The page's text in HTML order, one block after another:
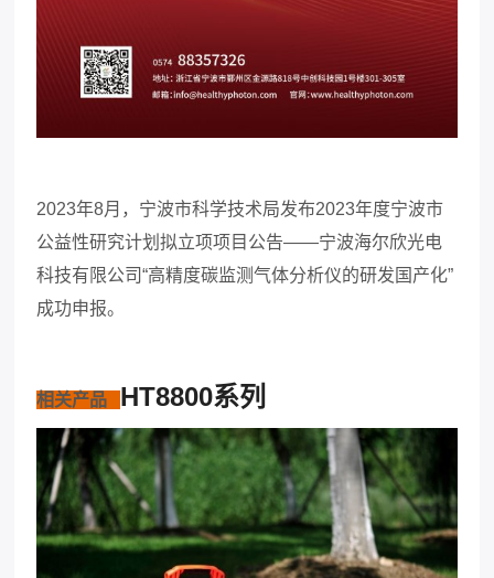
2023年8月，宁波市科学技术局发布2023年度宁波市
公益性研究计划拟立项项目公告——宁波海尔欣光电
科技有限公司“高精度碳监测气体分析仪的研发国产化”
成功申报。
相关产品 HT8800系列